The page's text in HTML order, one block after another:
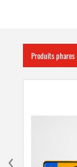
Produits phares